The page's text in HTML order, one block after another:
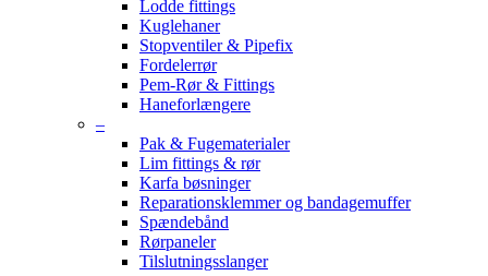
Lodde fittings
Kuglehaner
Stopventiler & Pipefix
Fordelerrør
Pem-Rør & Fittings
Haneforlængere
–
Pak & Fugematerialer
Lim fittings & rør
Karfa bøsninger
Reparationsklemmer og bandagemuffer
Spændebånd
Rørpaneler
Tilslutningsslanger